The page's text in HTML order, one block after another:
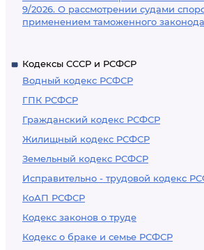
9/2026. О рассмотрении судами
применением таможенного
Кодексы СССР и РСФСР
Водный кодекс РСФСР
ГПК РСФСР
Гражданский кодекс РСФСР
Жилищный кодекс РСФСР
Земельный кодекс РСФСР
Исправительно - трудовой кодекс
КоАП РСФСР
Кодекс законов о труде
Кодекс о браке и семье РСФСР